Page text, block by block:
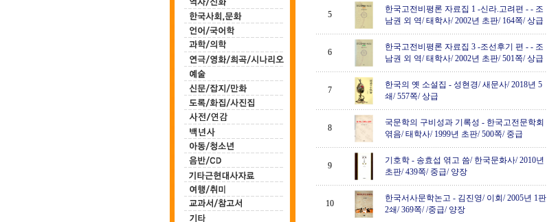
5
한국고전비평론 자료집 1 -신라.고려편 -- 조
남권 외 역/ 태학사/ 2002년 초판/ 164쪽/ 상급
6
한국고전비평론 자료집 3 -조선후기 편 -- 조
남권 외 역/ 태학사/ 2002년 초판/ 501쪽/ 상급
7
한국의 옛 소설집 - 성현경/ 새문사/ 2018년 5
쇄/ 557쪽/ 상급
8
국문학의 구비성과 기록성 - 한국고전문학회
엮음/ 태학사/ 1999년 초판/ 500쪽/ 중급
9
기호학- 송효섭 엮고 씀/ 한국문화사/ 2010년
초판/ 439쪽/ 중급/ 양장
10
한국서사문학논고 - 김진영/ 이회/ 2005년 1판
2쇄/ 369쪽/ /중급/ 양장